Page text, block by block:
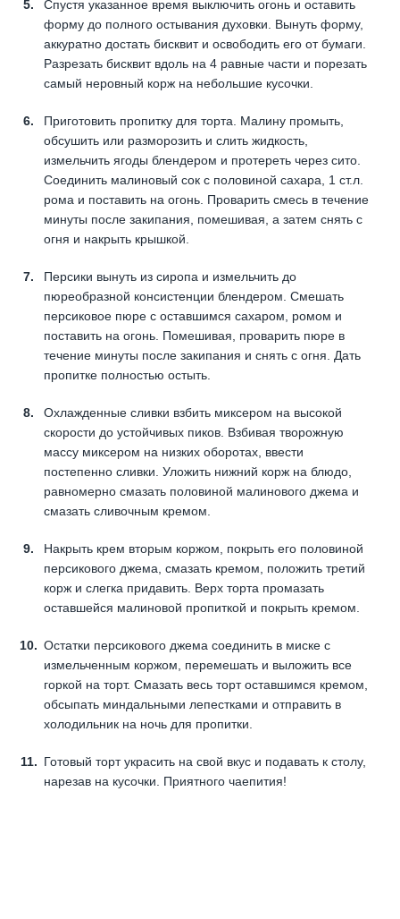
Спустя указанное время выключить огонь и оставить
форму до полного остывания духовки. Вынуть форму,
аккуратно достать бисквит и освободить его от бумаги.
Разрезать бисквит вдоль на 4 равные части и порезать
самый неровный корж на небольшие кусочки.
Приготовить пропитку для торта. Малину промыть,
обсушить или разморозить и слить жидкость,
измельчить ягоды блендером и протереть через сито.
Соединить малиновый сок с половиной сахара, 1 ст.л.
рома и поставить на огонь. Проварить смесь в течение
минуты после закипания, помешивая, а затем снять с
огня и накрыть крышкой.
Персики вынуть из сиропа и измельчить до
пюреобразной консистенции блендером. Смешать
персиковое пюре с оставшимся сахаром, ромом и
поставить на огонь. Помешивая, проварить пюре в
течение минуты после закипания и снять с огня. Дать
пропитке полностью остыть.
Охлажденные сливки взбить миксером на высокой
скорости до устойчивых пиков. Взбивая творожную
массу миксером на низких оборотах, ввести
постепенно сливки. Уложить нижний корж на блюдо,
равномерно смазать половиной малинового джема и
смазать сливочным кремом.
Накрыть крем вторым коржом, покрыть его половиной
персикового джема, смазать кремом, положить третий
корж и слегка придавить. Верх торта промазать
оставшейся малиновой пропиткой и покрыть кремом.
Остатки персикового джема соединить в миске с
измельченным коржом, перемешать и выложить все
горкой на торт. Смазать весь торт оставшимся кремом,
обсыпать миндальными лепестками и отправить в
холодильник на ночь для пропитки.
Готовый торт украсить на свой вкус и подавать к столу,
нарезав на кусочки. Приятного чаепития!